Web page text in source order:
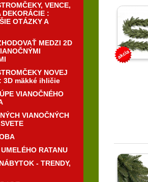
VENCE,
DEKORÁCIE :
OTÁZKY A
MEDZI 2D
NOVEJ
3D mäkké ihličie
VIANOČNÉHO
VIANOČNÝCH
RATANU
- TRENDY,